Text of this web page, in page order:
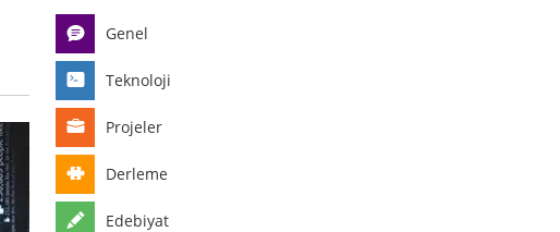
Genel
Teknoloji
Projeler
Derleme
Edebiyat